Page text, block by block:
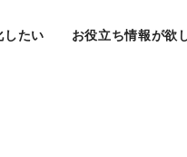
したい お役立ち情報が欲